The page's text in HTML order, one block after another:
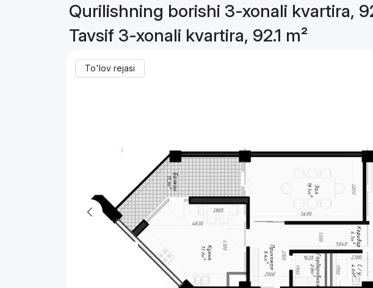
Qurilishning borishi 3-xonali kvartira,
Tavsif 3-xonali kvartira, 92.1 m²
To'lov rejasi